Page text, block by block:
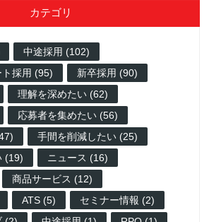
カテゴリ
中途採用 (102)
採用 (95)
新卒採用 (90)
理解を深めたい (62)
応募者を集めたい (56)
手間を削減したい (25)
(19)
ニュース (16)
商品サービス (12)
ATS (5)
セミナー情報 (2)